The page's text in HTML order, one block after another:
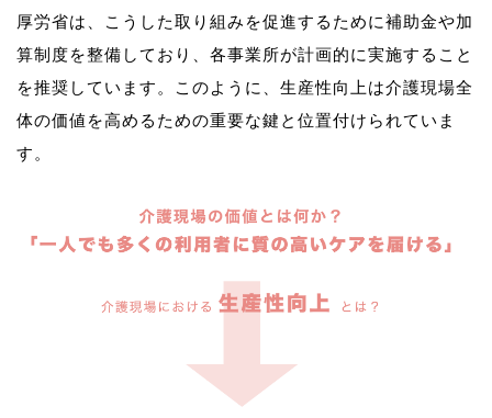
厚労省は、こうした取り組みを促進するために補助金や加
算制度を整備しており、各事業所が計画的に実施すること
を推奨しています。このように、生産性向上は介護現場全
体の価値を高めるための重要な鍵と位置付けられていま